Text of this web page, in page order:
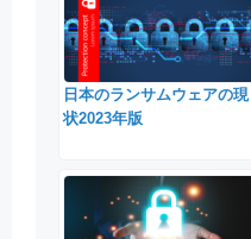
日本のランサムウェアの現
状2023年版